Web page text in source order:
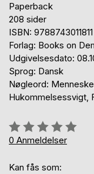
Paperback
208 sider
ISBN: 9788743011811
Forlag: Books on
Udgivelsesdato:
Sprog: Dansk
Nøgleord:
Hukommelsessvigt,
Anmeldelse::
0%
0 Anmeldelser
Kan fås som: